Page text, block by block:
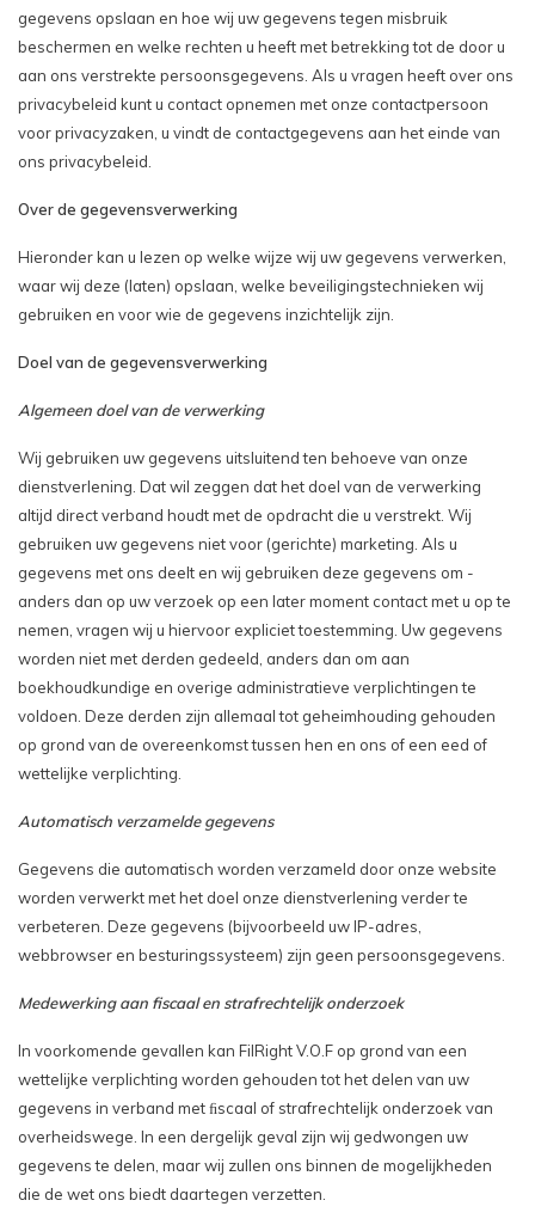
gegevens opslaan en hoe wij uw gegevens tegen misbruik
beschermen en welke rechten u heeft met betrekking tot de door u
aan ons verstrekte persoonsgegevens. Als u vragen heeft over ons
privacybeleid kunt u contact opnemen met onze contactpersoon
voor privacyzaken, u vindt de contactgegevens aan het einde van
ons privacybeleid.
Over de gegevensverwerking
Hieronder kan u lezen op welke wijze wij uw gegevens verwerken,
waar wij deze (laten) opslaan, welke beveiligingstechnieken wij
gebruiken en voor wie de gegevens inzichtelijk zijn.
Doel van de gegevensverwerking
Algemeen doel van de verwerking
Wij gebruiken uw gegevens uitsluitend ten behoeve van onze
dienstverlening. Dat wil zeggen dat het doel van de verwerking
altijd direct verband houdt met de opdracht die u verstrekt. Wij
gebruiken uw gegevens niet voor (gerichte) marketing. Als u
gegevens met ons deelt en wij gebruiken deze gegevens om -
anders dan op uw verzoek op een later moment contact met u op te
nemen, vragen wij u hiervoor expliciet toestemming. Uw gegevens
worden niet met derden gedeeld, anders dan om aan
boekhoudkundige en overige administratieve verplichtingen te
voldoen. Deze derden zijn allemaal tot geheimhouding gehouden
op grond van de overeenkomst tussen hen en ons of een eed of
wettelijke verplichting.
Automatisch verzamelde gegevens
Gegevens die automatisch worden verzameld door onze website
worden verwerkt met het doel onze dienstverlening verder te
verbeteren. Deze gegevens (bijvoorbeeld uw IP-adres,
webbrowser en besturingssysteem) zijn geen persoonsgegevens.
Medewerking aan fiscaal en strafrechtelijk onderzoek
In voorkomende gevallen kan FilRight V.O.F op grond van een
wettelijke verplichting worden gehouden tot het delen van uw
gegevens in verband met ﬁscaal of strafrechtelijk onderzoek van
overheidswege. In een dergelijk geval zijn wij gedwongen uw
gegevens te delen, maar wij zullen ons binnen de mogelijkheden
die de wet ons biedt daartegen verzetten.